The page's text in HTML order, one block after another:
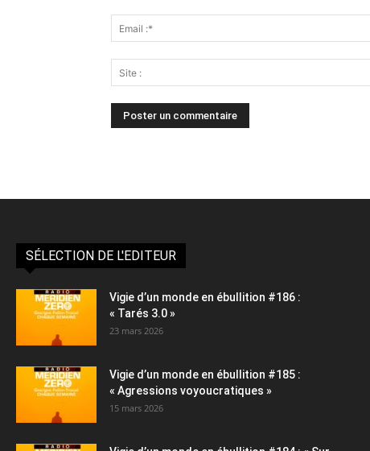
SÉLECTION DE L'EDITEUR
Vigie d’un monde en ébullition #186 :
« Tarés 3.0 »
23 mars 2026
Vigie d’un monde en ébullition #185 :
« Agressions voyoucratiques »
15 mars 2026